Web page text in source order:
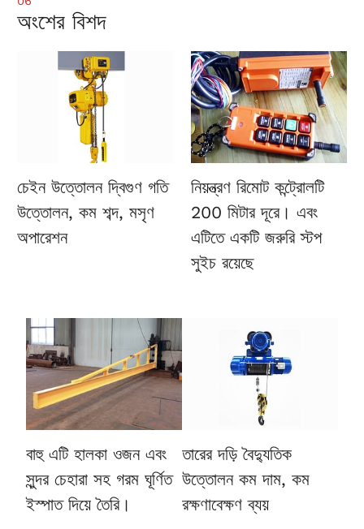
অংশের বিশদ
চেইন উত্তোলনদ্বিগুণ গতি
উত্তোলন, কম শব্দ, মসৃণ
অপারেশন
নিয়ন্ত্রণ রিমোট কন্ট্রোলটি
200 মিটার দূরে। এবং
এটিতে একটি জরুরি স্টপ
সুইচ রয়েছে
বাহু এটি হালকা ওজন এবং
সুন্দর চেহারা সহ গরম ঘূর্ণিত
ইস্পাত দিয়ে তৈরি।
তারের দড়ি বৈদ্যুতিক
উত্তোলন কম দাম, কম
রক্ষণাবেক্ষণ ব্যয়